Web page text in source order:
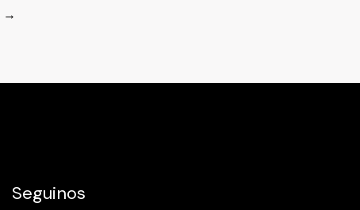
→
Seguinos